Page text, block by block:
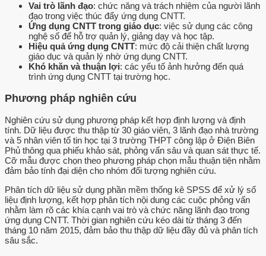
Vai trò lãnh đạo: chức năng và trách nhiệm của người lãnh
đạo trong việc thúc đẩy ứng dụng CNTT.
Ứng dụng CNTT trong giáo dục: việc sử dụng các công
nghệ số để hỗ trợ quản lý, giảng dạy và học tập.
Hiệu quả ứng dụng CNTT: mức độ cải thiện chất lượng
giáo dục và quản lý nhờ ứng dụng CNTT.
Khó khăn và thuận lợi: các yếu tố ảnh hưởng đến quá
trình ứng dụng CNTT tại trường học.
Phương pháp nghiên cứu
Nghiên cứu sử dụng phương pháp kết hợp định lượng và định
tính. Dữ liệu được thu thập từ 30 giáo viên, 3 lãnh đạo nhà trường
và 5 nhân viên tổ tin học tại 3 trường THPT công lập ở Điện Biên
Phủ thông qua phiếu khảo sát, phỏng vấn sâu và quan sát thực tế.
Cỡ mẫu được chọn theo phương pháp chọn mẫu thuận tiện nhằm
đảm bảo tính đại diện cho nhóm đối tượng nghiên cứu.
Phân tích dữ liệu sử dụng phần mềm thống kê SPSS để xử lý số
liệu định lượng, kết hợp phân tích nội dung các cuộc phỏng vấn
nhằm làm rõ các khía cạnh vai trò và chức năng lãnh đạo trong
ứng dụng CNTT. Thời gian nghiên cứu kéo dài từ tháng 3 đến
tháng 10 năm 2015, đảm bảo thu thập dữ liệu đầy đủ và phân tích
sâu sắc.